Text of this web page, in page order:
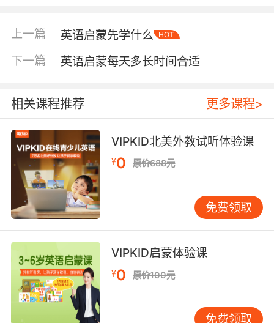
的英语启蒙，通常更顺、更好坚持。 那0-3岁能
不能接触？当然可以，但要更“轻”。这个阶段孩
子主要通过感官体验世界，家长可以做的是让英
语自然出现：固定几首英文童谣、睡前一两分钟
bye、thank you）。不必追求学会多少，更不要
要求孩子必须回答，核心是熟悉声音、建立好
感。 如果孩子已经7-12岁甚至更大才开始，也完
全来得及。只是方法要调整：年龄越大理解力越
强，能更快进入“听懂+会用”的训练，但同样要避
免一上来就题海和死背。很多小学生补上启蒙反
而进步更快，因为他们更能配合，只要方向正
确，效果会很明显。 判断“现在适不适合启蒙”，
看三个信号 与其纠结年龄，不如观察孩子当下的
状态。通常有这三个信号，就可以启动启蒙： 第
一，能否听完一段短内容。不需要很久，两三分
钟也可以。启蒙的输入需要孩子愿意听，听不进
去就难以积累。 第二，愿不愿意模仿声音。比如
听到有节奏的儿歌会哼两句，看到动画人物说话
上一篇 英语启蒙先学什么 HOT
下一篇 英语启蒙每天多长时间合适
相关课程推荐 更多课程>
VIPKID北美外教试听体验课
¥0 原价688元
免费领取
VIPKID启蒙体验课
¥0 原价100元
免费领取